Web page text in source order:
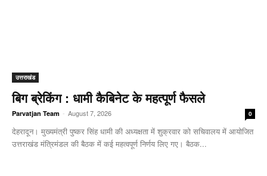
उत्तराखंड
बिग ब्रेकिंग : धामी कैबिनेट के महत्पूर्ण फैसले
Parvatjan Team - August 7, 2026 0
देहरादून। मुख्यमंत्री पुष्कर सिंह धामी की अध्यक्षता में शुक्रवार को सचिवालय में आयोजित
उत्तराखंड मंत्रिमंडल की बैठक में कई महत्वपूर्ण निर्णय लिए गए। बैठक...